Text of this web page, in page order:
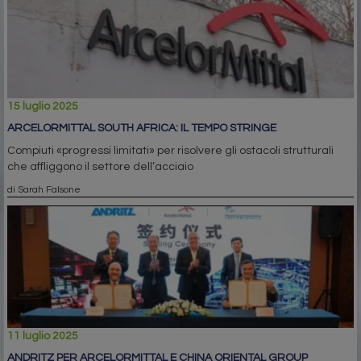
15 luglio 2025
ARCELORMITTAL SOUTH AFRICA: IL TEMPO STRINGE
Compiuti «progressi limitati» per risolvere gli ostacoli strutturali
che affliggono il settore dell’acciaio
di Sarah Falsone
11 luglio 2025
ANDRITZ PER ARCELORMITTAL E CHINA ORIENTAL GROUP